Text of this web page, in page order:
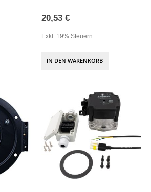
20,53 €
Exkl. 19% Steuern
IN DEN WARENKORB